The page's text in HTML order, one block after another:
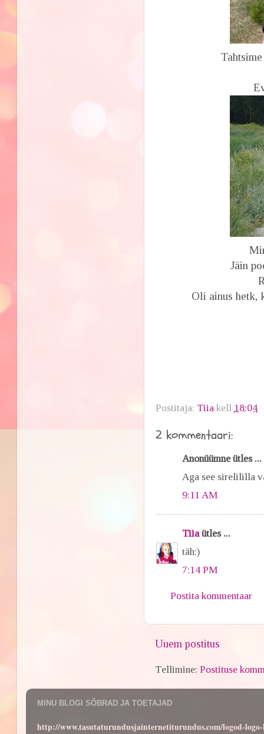
Jäin
Oli ainus hetk,
Postitaja: Tiia kell 18:04
2 kommentaari:
Anonüümne ütles ...
Aga see sirelililla
9:11 AM
Tiiaütles ...
täh:)
7:14 PM
Postita kommentaar
Uuem postitus
Tellimine:Postituse
MINU BLOGI SÕBRAD JA TOETAJAD
http://www.tasutaturundusjainternetiturundus.com/logod-